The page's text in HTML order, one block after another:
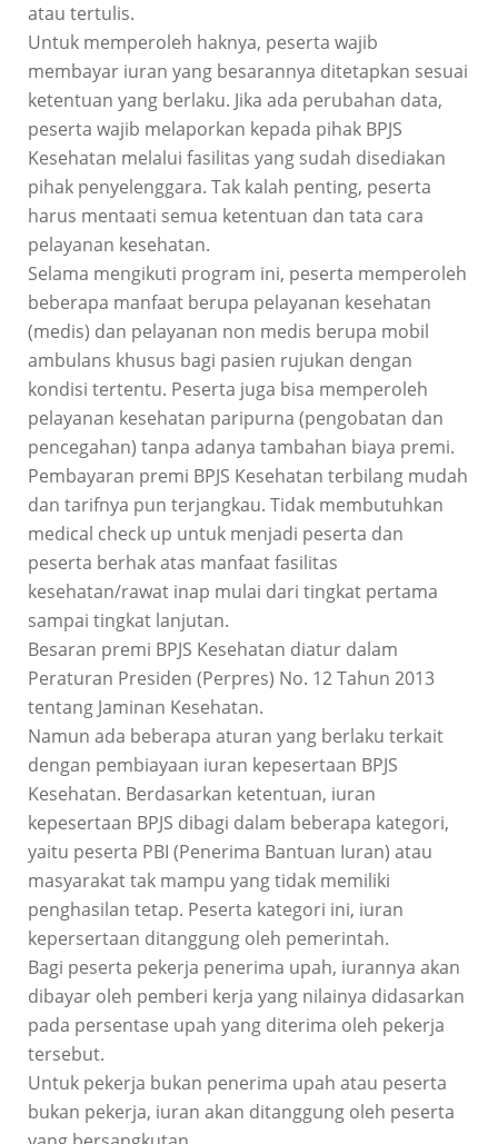
atau tertulis.
Untuk memperoleh haknya, peserta wajib
membayar iuran yang besarannya ditetapkan sesuai
ketentuan yang berlaku. Jika ada perubahan data,
peserta wajib melaporkan kepada pihak BPJS
Kesehatan melalui fasilitas yang sudah disediakan
pihak penyelenggara. Tak kalah penting, peserta
harus mentaati semua ketentuan dan tata cara
pelayanan kesehatan.
Selama mengikuti program ini, peserta memperoleh
beberapa manfaat berupa pelayanan kesehatan
(medis) dan pelayanan non medis berupa mobil
ambulans khusus bagi pasien rujukan dengan
kondisi tertentu. Peserta juga bisa memperoleh
pelayanan kesehatan paripurna (pengobatan dan
pencegahan) tanpa adanya tambahan biaya premi.
Pembayaran premi BPJS Kesehatan terbilang mudah
dan tarifnya pun terjangkau. Tidak membutuhkan
medical check up untuk menjadi peserta dan
peserta berhak atas manfaat fasilitas
kesehatan/rawat inap mulai dari tingkat pertama
sampai tingkat lanjutan.
Besaran premi BPJS Kesehatan diatur dalam
Peraturan Presiden (Perpres) No. 12 Tahun 2013
tentang Jaminan Kesehatan.
Namun ada beberapa aturan yang berlaku terkait
dengan pembiayaan iuran kepesertaan BPJS
Kesehatan. Berdasarkan ketentuan, iuran
kepesertaan BPJS dibagi dalam beberapa kategori,
yaitu peserta PBI (Penerima Bantuan Iuran) atau
masyarakat tak mampu yang tidak memiliki
penghasilan tetap. Peserta kategori ini, iuran
kepersertaan ditanggung oleh pemerintah.
Bagi peserta pekerja penerima upah, iurannya akan
dibayar oleh pemberi kerja yang nilainya didasarkan
pada persentase upah yang diterima oleh pekerja
tersebut.
Untuk pekerja bukan penerima upah atau peserta
bukan pekerja, iuran akan ditanggung oleh peserta